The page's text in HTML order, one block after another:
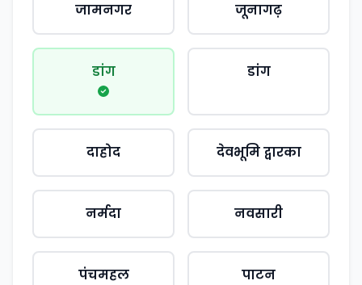
जामनगर जूनागढ़
डांग डांग
दाहोद देवभूमि द्वारका
नर्मदा नवसारी
पंचमहल पाटन